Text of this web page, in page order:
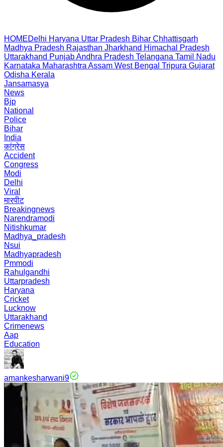
HOMEDelhi Haryana Uttar Pradesh Bihar Chhattisgarh
Madhya Pradesh Rajasthan Jharkhand Himachal Pradesh
Uttarakhand PunjabAndhra Pradesh Telangana Tamil Nadu
Karnataka Maharashtra Assam West Bengal Tripura Gujarat
Odisha Kerala
Jansamasya
News
Bjp
National
Police
Bihar
India
कांग्रेस
Accident
Congress
Modi
Delhi
Viral
मारपीट
Breakingnews
Narendramodi
Nitishkumar
Madhya_pradesh
Nsui
Madhyapradesh
Pmmodi
Rahulgandhi
Uttarpradesh
Haryana
Cricket
Lucknow
Uttarakhand
Crimenews
Aap
Education
amankesharwani9